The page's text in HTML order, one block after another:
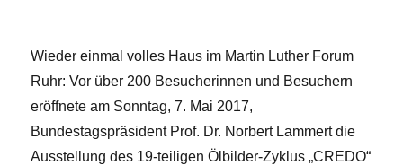
Wieder einmal volles Haus im Martin Luther Forum
Ruhr: Vor über 200 Besucherinnen und Besuchern
eröffnete am Sonntag, 7. Mai 2017,
Bundestagspräsident Prof. Dr. Norbert Lammert die
Ausstellung des 19-teiligen Ölbilder-Zyklus „CREDO“